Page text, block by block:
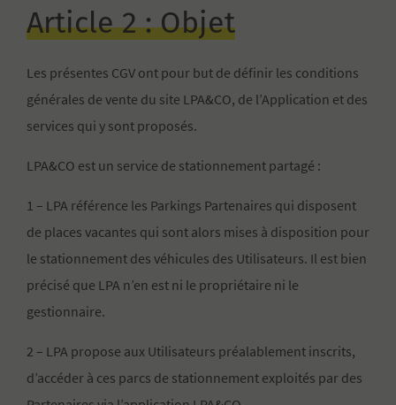
Article 2 : Objet
Les présentes CGV ont pour but de définir les conditions
générales de vente du site LPA&CO, de l’Application et des
services qui y sont proposés.
LPA&CO est un service de stationnement partagé :
1 – LPA référence les Parkings Partenaires qui disposent
de places vacantes qui sont alors mises à disposition pour
le stationnement des véhicules des Utilisateurs. Il est bien
précisé que LPA n’en est ni le propriétaire ni le
gestionnaire.
2 – LPA propose aux Utilisateurs préalablement inscrits,
d’accéder à ces parcs de stationnement exploités par des